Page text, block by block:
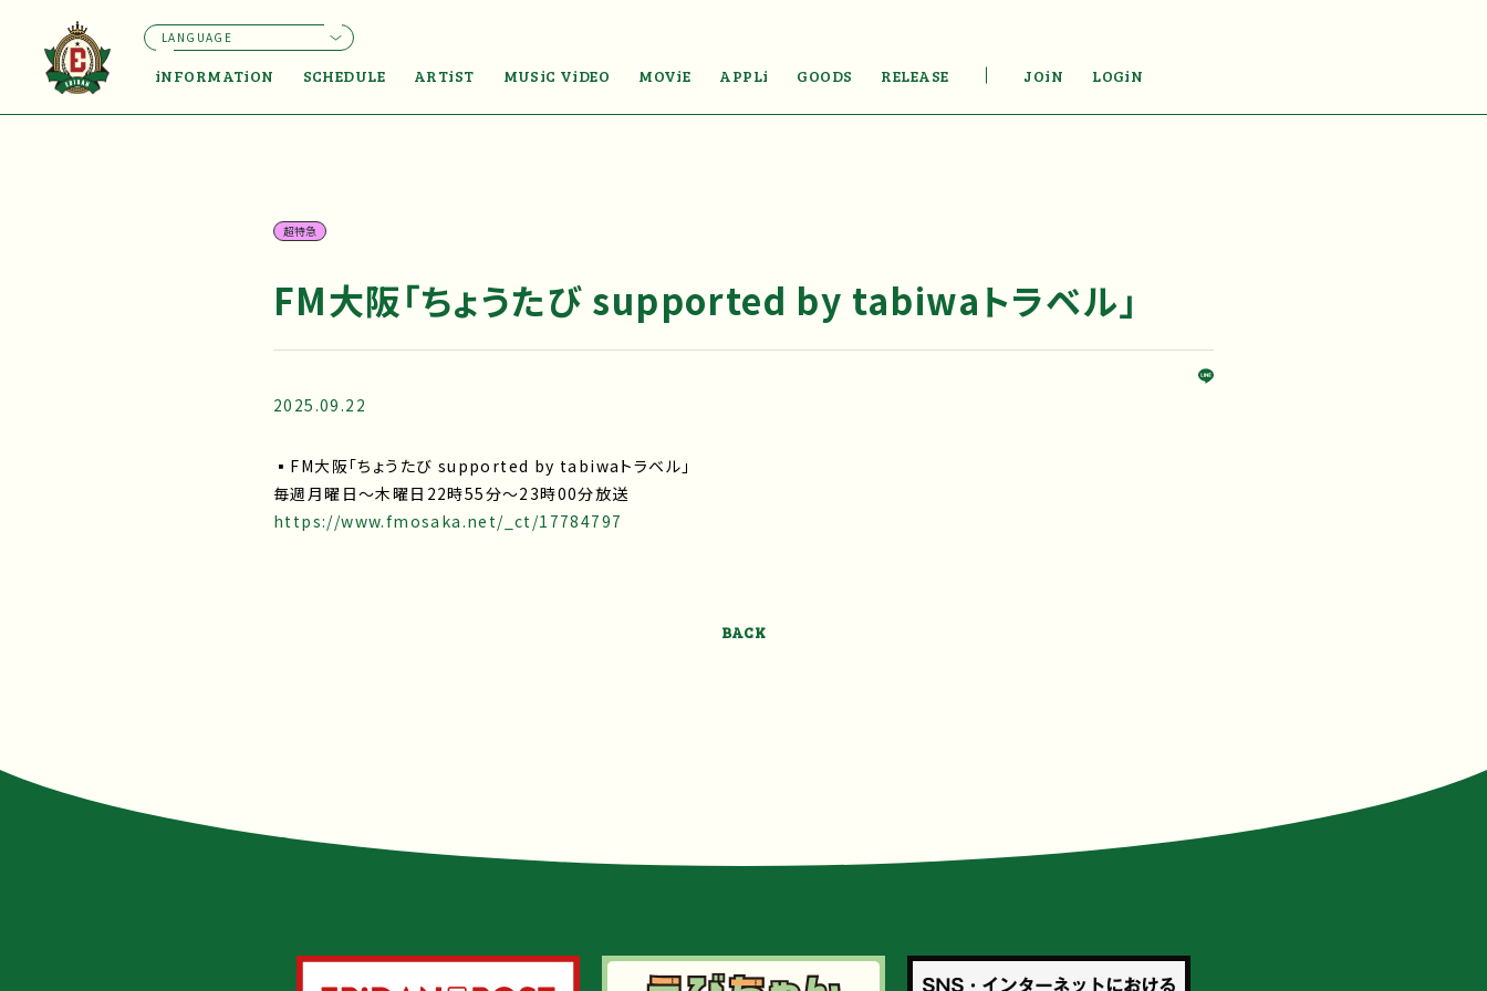
iNFORMATiON SCHEDULE ARTiST MUSiC ViDEO MOViE APPLi GOODS RELEASE JOiN LOGiN
LANGUAGE
超特急
FM大阪「ちょうたび supported by tabiwaトラベル」
2025.09.22
▪FM大阪「ちょうたび supported by tabiwaトラベル」
毎週月曜日～木曜日22時55分～23時00分放送
https://www.fmosaka.net/_ct/17784797
BACK